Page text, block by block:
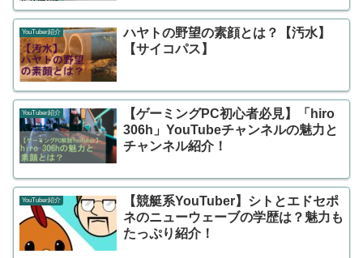
YouTuber紹介
ハヤトの野望の素顔とは？【汚水】
【サイコパス】
YouTuber紹介
【ゲーミングPC初心者必見】「hiro
306h」YouTubeチャンネルの魅力と
チャンネル紹介！
YouTuber紹介
【競艇系YouTuber】シトとエドセポ
ネのニューウェーブの学歴は？魅力も
たっぷり紹介！